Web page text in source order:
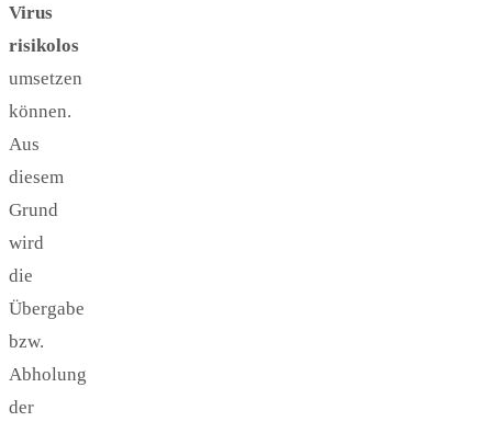
Virus
risikolos
umsetzen
können.
Aus
diesem
Grund
wird
die
Übergabe
bzw.
Abholung
der